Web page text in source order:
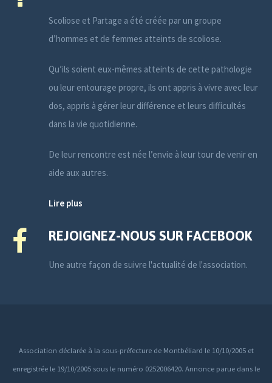
Scoliose et Partage a été créée par un groupe
d’hommes et de femmes atteints de scoliose.
Qu’ils soient eux-mêmes atteints de cette pathologie
ou leur entourage propre, ils ont appris à vivre avec leur
dos, appris à gérer leur différence et leurs difficultés
dans la vie quotidienne.
De leur rencontre est née l’envie à leur tour de venir en
aide aux autres.
Lire plus
REJOIGNEZ-NOUS SUR FACEBOOK
Une autre façon de suivre l'actualité de l'association.
Association déclarée à la sous-préfecture de Montbéliard le 10/10/2005 et
enregistrée le 19/10/2005 sous le numéro 0252006420. Annonce parue dans le